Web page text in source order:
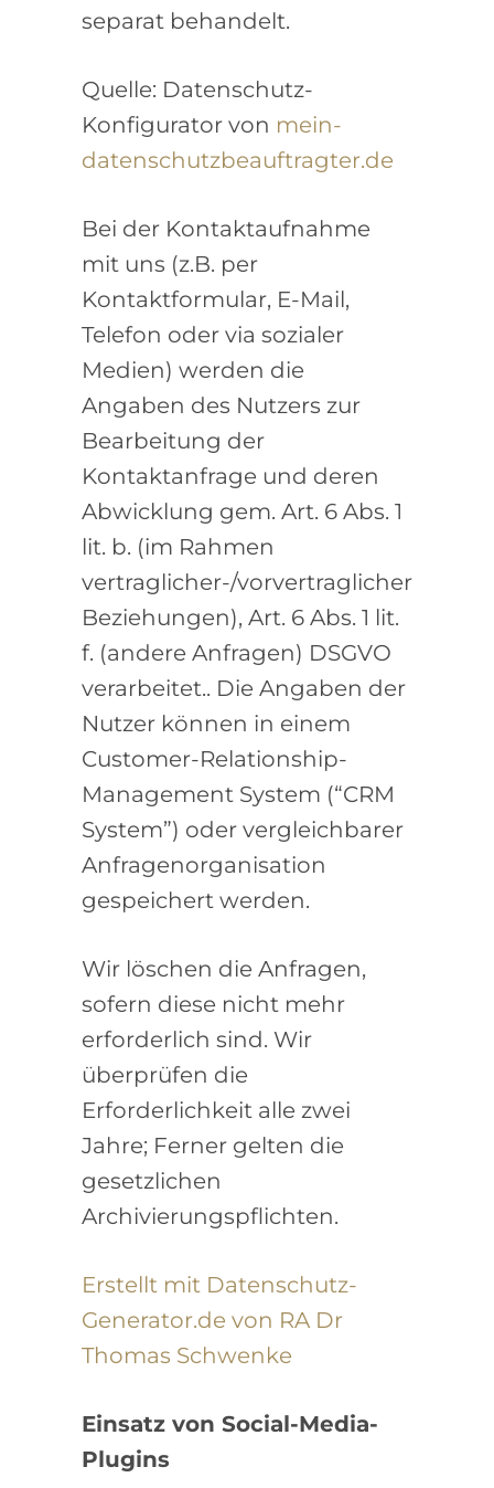
separat behandelt.
Quelle: Datenschutz-
Konfigurator von mein-
datenschutzbeauftragter.de
Bei der Kontaktaufnahme
mit uns (z.B. per
Kontaktformular, E-Mail,
Telefon oder via sozialer
Medien) werden die
Angaben des Nutzers zur
Bearbeitung der
Kontaktanfrage und deren
Abwicklung gem. Art. 6 Abs. 1
lit. b. (im Rahmen
vertraglicher-/vorvertraglicher
Beziehungen), Art. 6 Abs. 1 lit.
f. (andere Anfragen) DSGVO
verarbeitet.. Die Angaben der
Nutzer können in einem
Customer-Relationship-
Management System (“CRM
System”) oder vergleichbarer
Anfragenorganisation
gespeichert werden.
Wir löschen die Anfragen,
sofern diese nicht mehr
erforderlich sind. Wir
überprüfen die
Erforderlichkeit alle zwei
Jahre; Ferner gelten die
gesetzlichen
Archivierungspflichten.
Erstellt mit Datenschutz-
Generator.de von RA Dr
Thomas Schwenke
Einsatz von Social-Media-
Plugins